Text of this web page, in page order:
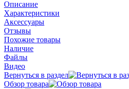
Описание
Характеристики
Аксессуары
Отзывы
Похожие товары
Наличие
Файлы
Видео
Вернуться в раздел
Обзор товара